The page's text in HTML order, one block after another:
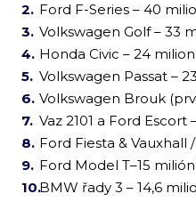
Ford F-Series – 40
Volkswagen Golf – 33
Honda Civic – 24
Volkswagen Passat –
Volkswagen Brouk
Vaz 2101 a Ford Escort
Ford Fiesta & Vauxhall
Ford Model T–15
BMW řady 3 – 14,6